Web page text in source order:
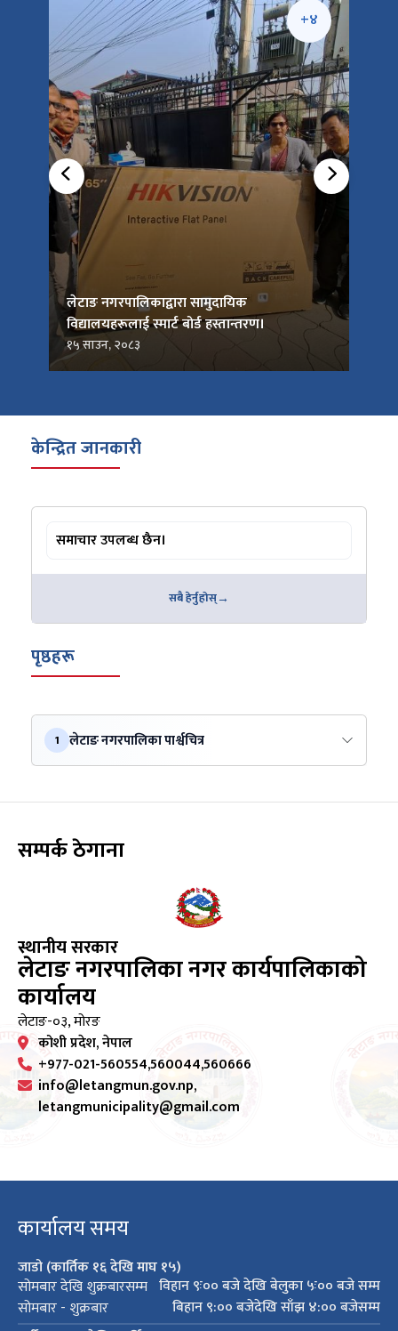
+४
लेटाङ नगरपालिकाद्वारा सामुदायिक
विद्यालयहरूलाई स्मार्ट बोर्ड हस्तान्तरण।
१५ साउन, २०८३
केन्द्रित जानकारी
समाचार उपलब्ध छैन।
सबै हेर्नुहोस्
पृष्ठहरू
1 लेटाङ नगरपालिका पार्श्वचित्र
सम्पर्क ठेगाना
स्थानीय सरकार
लेटाङ नगरपालिका नगर कार्यपालिकाको
कार्यालय
लेटाङ-०३, मोरङ
कोशी प्रदेश, नेपाल
+977-021-560554,560044,560666
info@letangmun.gov.np,
letangmunicipality@gmail.com
कार्यालय समय
जाडो (कार्तिक १६ देखि माघ १५)
सोमबार देखि शुक्रबारसम्म विहान ९ः०० बजे देखि बेलुका ५ः०० बजे सम्म
सोमबार - शुक्रबार
बिहान ९:०० बजेदेखि साँझ ४:०० बजेसम्म